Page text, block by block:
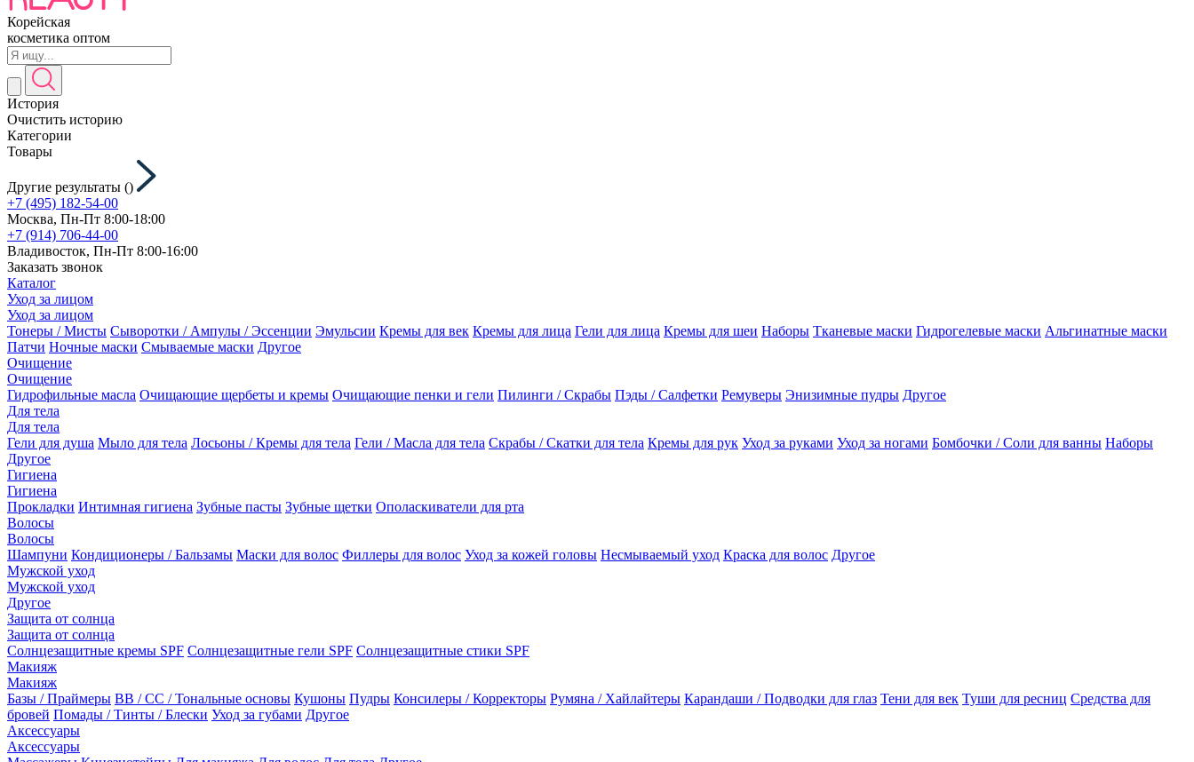
Корейская
косметика оптом
История
Очистить историю
Категории
Товары
Другие результаты ()
+7 (495) 182-54-00
Москва, Пн-Пт 8:00-18:00
+7 (914) 706-44-00
Владивосток, Пн-Пт 8:00-16:00
Заказать звонок
Каталог
Уход за лицом
Уход за лицом
Тонеры / Мисты Сыворотки / Ампулы / Эссенции Эмульсии Кремы для век Кремы для лица Гели для лица Кремы для шеи Наборы Тканевые маски Гидрогелевые маски Альгинатные маски
Патчи Ночные маски Смываемые маски Другое
Очищение
Очищение
Гидрофильные масла Очищающие щербеты и кремы Очищающие пенки и гели Пилинги / Скрабы Пэды / Салфетки Ремуверы Энизимные пудры Другое
Для тела
Для тела
Гели для душа Мыло для тела Лосьоны / Кремы для тела Гели / Масла для тела Скрабы / Скатки для тела Кремы для рук Уход за руками Уход за ногами Бомбочки / Соли для ванны Наборы
Другое
Гигиена
Гигиена
Прокладки Интимная гигиена Зубные пасты Зубные щетки Ополаскиватели для рта
Волосы
Волосы
Шампуни Кондиционеры / Бальзамы Маски для волос Филлеры для волос Уход за кожей головы Несмываемый уход Краска для волос Другое
Мужской уход
Мужской уход
Другое
Защита от солнца
Защита от солнца
Солнцезащитные кремы SPF Солнцезащитные гели SPF Солнцезащитные стики SPF
Макияж
Макияж
Базы / Праймеры BB / CC / Тональные основы Кушоны Пудры Консилеры / Корректоры Румяна / Хайлайтеры Карандаши / Подводки для глаз Тени для век Туши для ресниц Средства для
бровей Помады / Тинты / Блески Уход за губами Другое
Аксессуары
Аксессуары